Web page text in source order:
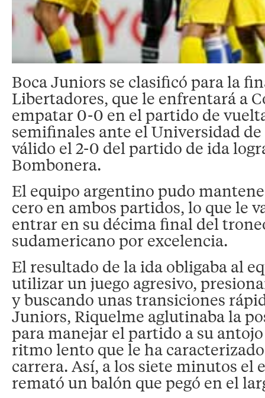
Boca Juniors se clasificó para la
Libertadores, que le enfrentará a
empatar 0-0 en el partido de
semifinales ante el Universidad
válido el 2-0 del partido de ida
Bombonera.
El equipo argentino pudo
cero en ambos partidos, lo que le
entrar en su décima final del
sudamericano por excelencia.
El resultado de la ida obligaba al
utilizar un juego agresivo,
y buscando unas transiciones
Juniors, Riquelme aglutinaba la
para manejar el partido a su
ritmo lento que le ha
carrera. Así, a los siete minutos el
remató un balón que pegó en el